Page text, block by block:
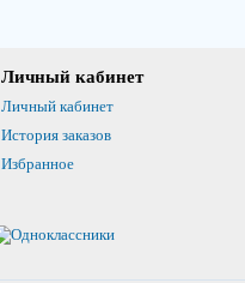
Личный кабинет
Личный кабинет
История заказов
Избранное